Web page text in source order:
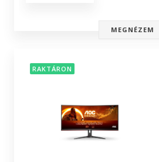
MEGNÉZEM
RAKTÁRON